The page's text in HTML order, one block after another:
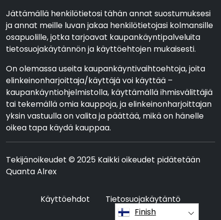
Jättämällä henkilötietosi tähän annat suostumuksesi
ja annat meille luvan jakaa henkilötietojasi kolmansille
osapuolille, jotka tarjoavat kaupankäyntipalveluita
tietosuojakäytännön ja käyttöehtojen mukaisesti.
On olemassa useita kaupankäyntivaihtoehtoja, joita
elinkeinonharjoittaja/käyttäjä voi käyttää –
kaupankäyntiohjelmistolla, käyttämällä ihmisvälittäjiä
tai tekemällä omia kauppoja, ja elinkeinonharjoittajan
yksin vastuulla on valita ja päättää, mikä on hänelle
oikea tapa käydä kauppaa.
Tekijänoikeudet © 2025 Kaikki oikeudet pidätetään
Quanta Alrex
Käyttöehdot
Tietosuojakäytäntö
Finish